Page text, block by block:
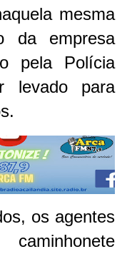
mesma
da empresa
pela Polícia
levado para
os agentes